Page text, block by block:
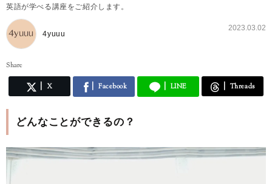
英語が学べる講座をご紹介します。
4yuuu
2023.03.02
Share
X Facebook LINE Threads
どんなことができるの？